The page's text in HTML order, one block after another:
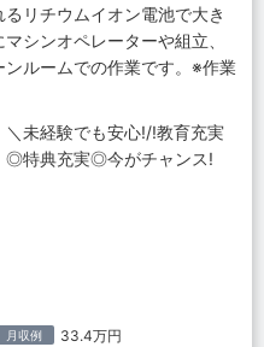
リチウムイオン電池で大き
シンオペレーターや組立、
ルームでの作業です。※作業
＼未経験でも安心!/!教育充実
◎特典充実◎今がチャンス!
月収例 33.4万円